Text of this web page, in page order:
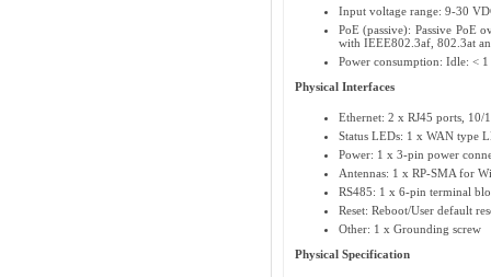
Input voltage range: 9-30
PoE (passive): Passive PoE
with IEEE802.3af, 802.3at
Power consumption: Idle: <
Physical Interfaces
Ethernet: 2 x RJ45 ports, 10/
Status LEDs: 1 x WAN type
Power: 1 x 3-pin power
Antennas: 1 x RP-SMA for
RS485: 1 x 6-pin terminal
Reset: Reboot/User default
Other: 1 x Grounding screw
Physical Specification